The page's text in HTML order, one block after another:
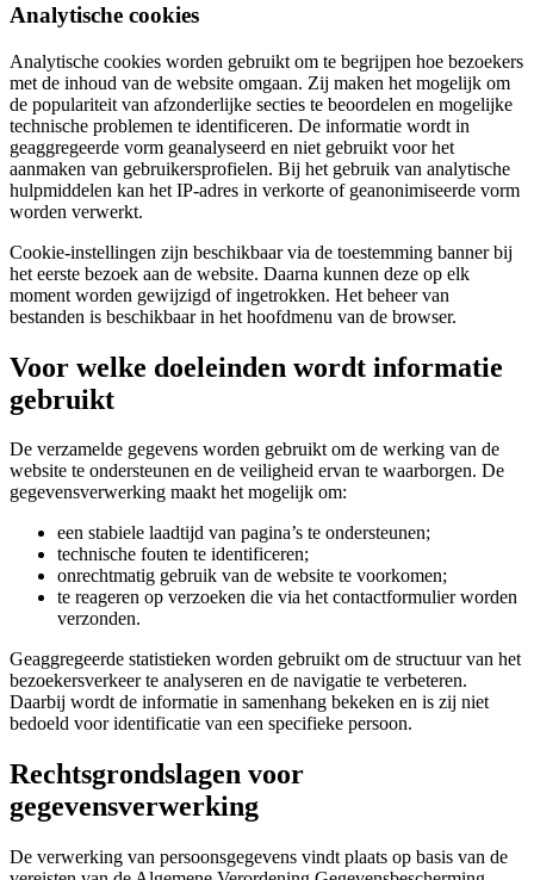
Analytische cookies
Analytische cookies worden gebruikt om te begrijpen hoe bezoekers
met de inhoud van de website omgaan. Zij maken het mogelijk om
de populariteit van afzonderlijke secties te beoordelen en mogelijke
technische problemen te identificeren. De informatie wordt in
geaggregeerde vorm geanalyseerd en niet gebruikt voor het
aanmaken van gebruikersprofielen. Bij het gebruik van analytische
hulpmiddelen kan het IP-adres in verkorte of geanonimiseerde vorm
worden verwerkt.
Cookie-instellingen zijn beschikbaar via de toestemming banner bij
het eerste bezoek aan de website. Daarna kunnen deze op elk
moment worden gewijzigd of ingetrokken. Het beheer van
bestanden is beschikbaar in het hoofdmenu van de browser.
Voor welke doeleinden wordt informatie
gebruikt
De verzamelde gegevens worden gebruikt om de werking van de
website te ondersteunen en de veiligheid ervan te waarborgen. De
gegevensverwerking maakt het mogelijk om:
een stabiele laadtijd van pagina’s te ondersteunen;
technische fouten te identificeren;
onrechtmatig gebruik van de website te voorkomen;
te reageren op verzoeken die via het contactformulier worden
verzonden.
Geaggregeerde statistieken worden gebruikt om de structuur van het
bezoekersverkeer te analyseren en de navigatie te verbeteren.
Daarbij wordt de informatie in samenhang bekeken en is zij niet
bedoeld voor identificatie van een specifieke persoon.
Rechtsgrondslagen voor
gegevensverwerking
De verwerking van persoonsgegevens vindt plaats op basis van de